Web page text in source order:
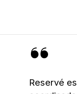
Reservé